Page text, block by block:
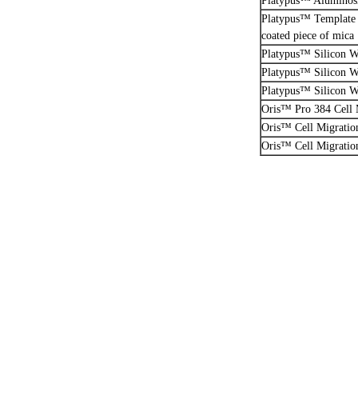
Platypus™ Template
coated piece of mica
Platypus™ Silicon
Platypus™ Silicon
Platypus™ Silicon
Oris™ Pro 384 Cell
Oris™ Cell
Oris™ Cell